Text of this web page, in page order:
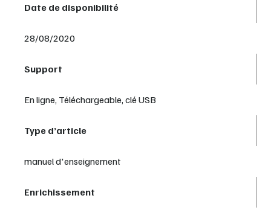
Date de disponibilité
28/08/2020
Support
En ligne, Téléchargeable, clé USB
Type d’article
manuel d'enseignement
Enrichissement